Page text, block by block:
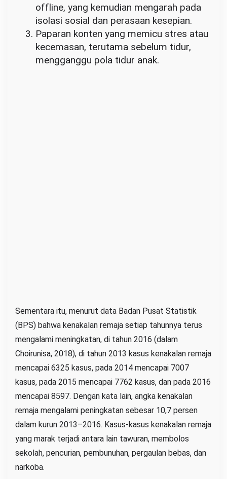
offline, yang kemudian mengarah pada
isolasi sosial dan perasaan kesepian.
Paparan konten yang memicu stres atau
kecemasan, terutama sebelum tidur,
mengganggu pola tidur anak.
Sementara itu, menurut data Badan Pusat Statistik
(BPS) bahwa kenakalan remaja setiap tahunnya terus
mengalami meningkatan, di tahun 2016 (dalam
Choirunisa, 2018), di tahun 2013 kasus kenakalan remaja
mencapai 6325 kasus, pada 2014 mencapai 7007
kasus, pada 2015 mencapai 7762 kasus, dan pada 2016
mencapai 8597. Dengan kata lain, angka kenakalan
remaja mengalami peningkatan sebesar 10,7 persen
dalam kurun 2013–2016. Kasus-kasus kenakalan remaja
yang marak terjadi antara lain tawuran, membolos
sekolah, pencurian, pembunuhan, pergaulan bebas, dan
narkoba.